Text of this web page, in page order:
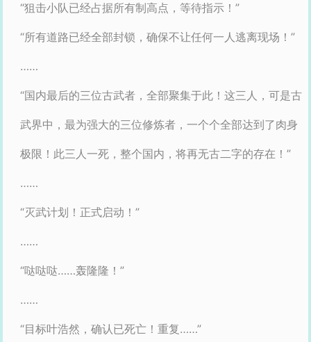
“狙击小队已经占据所有制高点，等待指示！”
“所有道路已经全部封锁，确保不让任何一人逃离现场！”
……
“国内最后的三位古武者，全部聚集于此！这三人，可是古
武界中，最为强大的三位修炼者，一个个全部达到了肉身
极限！此三人一死，整个国内，将再无古二字的存在！”
……
“灭武计划！正式启动！”
……
“哒哒哒……轰隆隆！”
……
“目标叶浩然，确认已死亡！重复……”